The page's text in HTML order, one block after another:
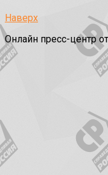
Наверх
Онлайн пресс-центр